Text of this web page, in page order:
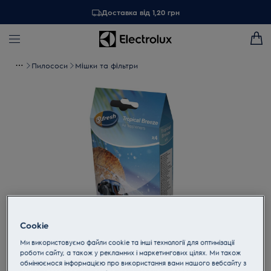
Доставка від 1,20 грн
Пилососи Мішки та фільтри
Cookie
Ми використовуємо файли cookie та інші технології для оптимізації
роботи сайту, а також у рекламних і маркетингових цілях. Ми також
обмінюємося інформацією про використання вами нашого вебсайту з